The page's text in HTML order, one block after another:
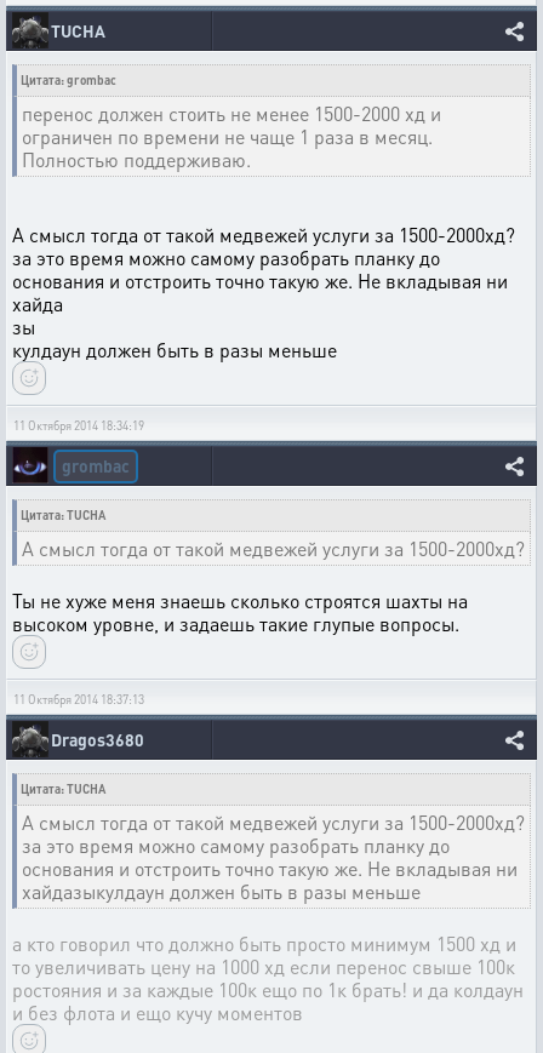
TUCHA
Цитата: grombac
перенос должен стоить не менее 1500-2000 хд и
ограничен по времени не чаще 1 раза в месяц.
Полностью поддерживаю.
А смысл тогда от такой медвежей услуги за 1500-2000хд?
за это время можно самому разобрать планку до
основания и отстроить точно такую же. Не вкладывая ни
хайда
зы
кулдаун должен быть в разы меньше
11 Октября 2014 18:34:19
grombac
Цитата: TUCHA
А смысл тогда от такой медвежей услуги за 1500-2000хд?
Ты не хуже меня знаешь сколько строятся шахты на
высоком уровне, и задаешь такие глупые вопросы.
11 Октября 2014 18:37:13
Dragos3680
Цитата: TUCHA
А смысл тогда от такой медвежей услуги за 1500-2000хд?
за это время можно самому разобрать планку до
основания и отстроить точно такую же. Не вкладывая ни
хайдазыкулдаун должен быть в разы меньше
а кто говорил что должно быть просто минимум 1500 хд и
то увеличивать цену на 1000 хд если перенос свыше 100к
ростояния и за каждые 100к ещо по 1к брать! и да колдаун
и без флота и ещо кучу моментов